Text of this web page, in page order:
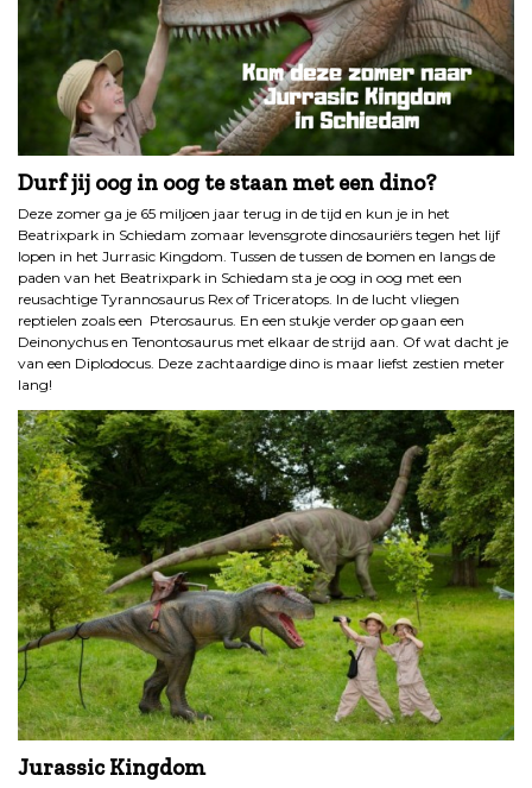
Durf jij oog in oog te staan met een dino?
Deze zomer ga je 65 miljoen jaar terug in de tijd en kun je in het
Beatrixpark in Schiedam zomaar levensgrote dinosauriërs tegen het lijf
lopen in het Jurrasic Kingdom. Tussen de tussen de bomen en langs de
paden van het Beatrixpark in Schiedam sta je oog in oog met een
reusachtige Tyrannosaurus Rex of Triceratops. In de lucht vliegen
reptielen zoals een Pterosaurus. En een stukje verder op gaan een
Deinonychus en Tenontosaurus met elkaar de strijd aan. Of wat dacht je
van een Diplodocus. Deze zachtaardige dino is maar liefst zestien meter
lang!
Jurassic Kingdom